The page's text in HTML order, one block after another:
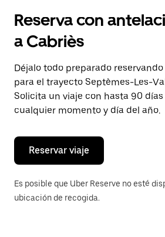
calendario
seleccionar
fecha.
Pulsa
el
botón
de
escape
cerrar
calendario.
Reserva con
a Cabriès
Déjalo todo preparado
para el trayecto Septèmes-Les-
Solicita un viaje con hasta 90
cualquier momento y día del año.
Reservar viaje
Es posible que Uber Reserve no esté
ubicación de recogida.